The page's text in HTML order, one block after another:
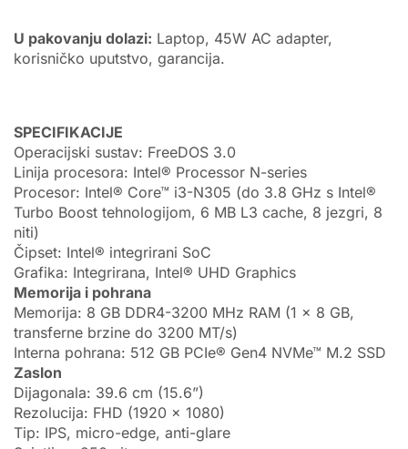
U pakovanju dolazi: Laptop, 45W AC adapter,
korisničko uputstvo, garancija.
SPECIFIKACIJE
Operacijski sustav: FreeDOS 3.0
Linija procesora: Intel® Processor N-series
Procesor: Intel® Core™ i3-N305 (do 3.8 GHz s Intel®
Turbo Boost tehnologijom, 6 MB L3 cache, 8 jezgri, 8
niti)
Čipset: Intel® integrirani SoC
Grafika: Integrirana, Intel® UHD Graphics
Memorija i pohrana
Memorija: 8 GB DDR4-3200 MHz RAM (1 x 8 GB,
transferne brzine do 3200 MT/s)
Interna pohrana: 512 GB PCIe® Gen4 NVMe™ M.2 SSD
Zaslon
Dijagonala: 39.6 cm (15.6”)
Rezolucija: FHD (1920 x 1080)
Tip: IPS, micro-edge, anti-glare